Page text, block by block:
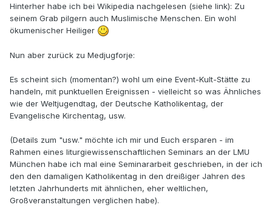
Hinterher habe ich bei Wikipedia nachgelesen (siehe link): Zu
seinem Grab pilgern auch Muslimische Menschen. Ein wohl
ökumenischer Heiliger
Nun aber zurück zu Medjugforje:
Es scheint sich (momentan?) wohl um eine Event-Kult-Stätte zu
handeln, mit punktuellen Ereignissen - vielleicht so was Ähnliches
wie der Weltjugendtag, der Deutsche Katholikentag, der
Evangelische Kirchentag, usw.
(Details zum "usw." möchte ich mir und Euch ersparen - im
Rahmen eines liturgiewissenschaftlichen Seminars an der LMU
München habe ich mal eine Seminararbeit geschrieben, in der ich
den den damaligen Katholikentag in den dreißiger Jahren des
letzten Jahrhunderts mit ähnlichen, eher weltlichen,
Großveranstaltungen verglichen habe).